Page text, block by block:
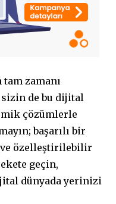
zamanı
de bu dijital
çözümlerle
başarılı bir
özelleştirilebilir
geçin,
dünyada yerinizi